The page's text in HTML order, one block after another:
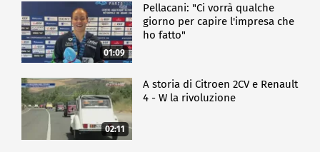
01:09
Pellacani: "Ci vorrà qualche
giorno per capire l'impresa che
ho fatto"
02:11
A storia di Citroen 2CV e Renault
4 - W la rivoluzione